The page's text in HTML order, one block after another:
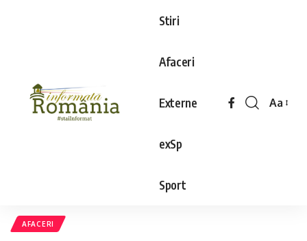
Stiri
Afaceri
Externe
exSp
Sport
Aa
AFACERI